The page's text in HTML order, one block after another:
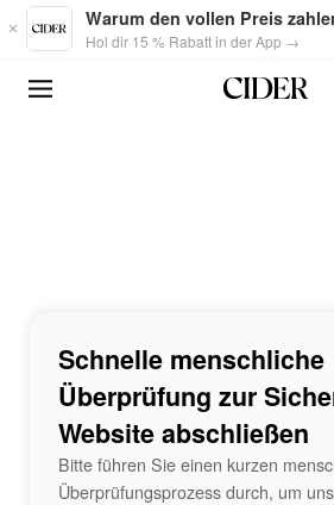
Skip to main content
Warum den vollen Preis
Hol dir 15 % Rabatt in der App →
Schnelle menschliche
Überprüfung zur
Website abschließen
Bitte führen Sie einen kurzen
Überprüfungsprozess durch, um